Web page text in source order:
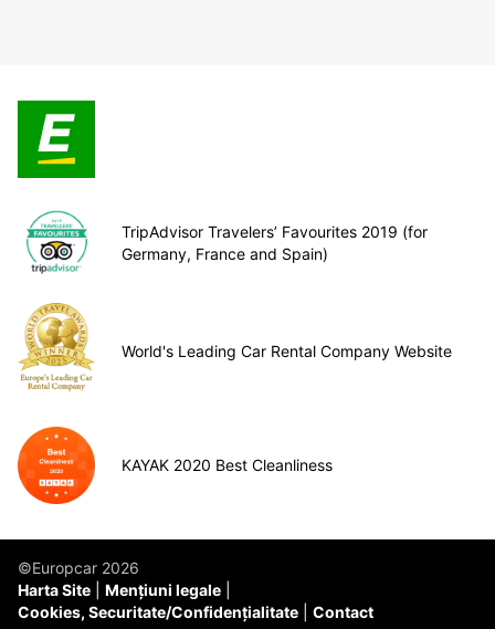
TripAdvisor Travelers’ Favourites 2019 (for
Germany, France and Spain)
World's Leading Car Rental Company Website
KAYAK 2020 Best Cleanliness
©Europcar 2026
Harta Site
Mențiuni legale
Cookies, Securitate/Confidențialitate
Contact